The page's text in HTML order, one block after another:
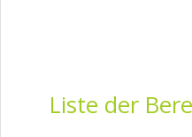
Liste der